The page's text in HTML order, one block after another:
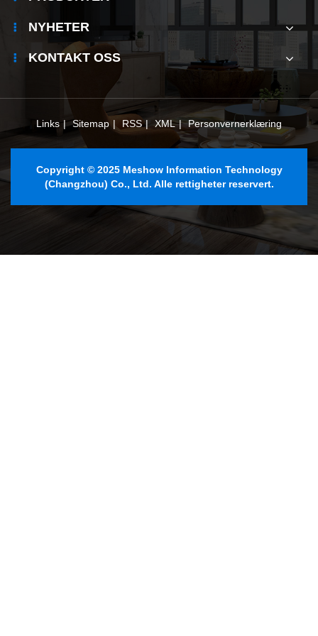
NYHETER
KONTAKT OSS
Links | Sitemap | RSS | XML | Personvernerklæring
Copyright © 2025 Meshow Information Technology
(Changzhou) Co., Ltd. Alle rettigheter reservert.